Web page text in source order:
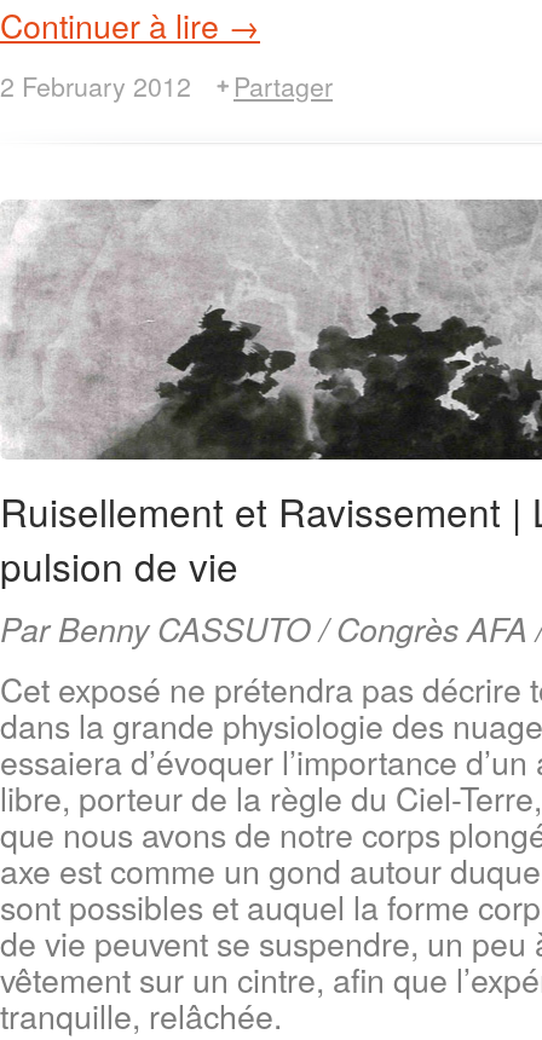
Continuer à lire →
2 February 2012 Partager
Ruisellement et Ravissement |
pulsion de vie
Par Benny CASSUTO / Congrès AFA
Cet exposé ne prétendra pas décrire
dans la grande physiologie des
essaiera d’évoquer l’importance
libre, porteur de la règle du Ciel-
que nous avons de notre corps
axe est comme un gond autour
sont possibles et auquel la forme
de vie peuvent se suspendre, un peu
vêtement sur un cintre, afin que
tranquille, relâchée.